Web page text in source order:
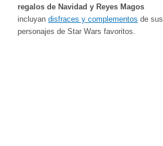
regalos de Navidad y Reyes Magos
incluyan disfraces y complementos de sus
personajes de Star Wars favoritos.